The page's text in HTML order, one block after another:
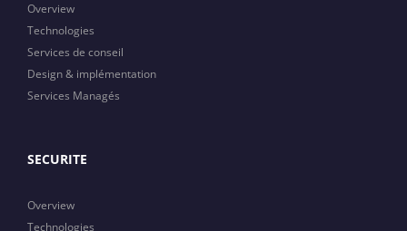
Overview
Technologies
Services de conseil
Design & implémentation
Services Managés
SECURITE
Overview
Technologies